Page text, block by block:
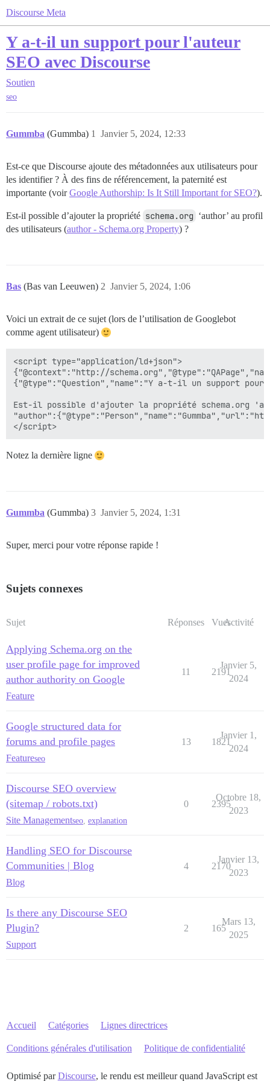
Discourse Meta
Y a-t-il un support pour l'auteur
SEO avec Discourse
Soutien
seo
Gummba (Gummba) Janvier 5, 2024, 12:33
1
Est-ce que Discourse ajoute des métadonnées aux utilisateurs pour
les identifier ? À des fins de référencement, la paternité est
importante (voirGoogle Authorship: Is It Still Important for SEO?).
Est-il possible d’ajouter la propriété schema.org ‘author’ au profil
des utilisateurs (author - Schema.org Property) ?
Bas (Bas van Leeuwen) Janvier 5, 2024, 1:06
2
Voici un extrait de ce sujet (lors de l’utilisation de Googlebot
comme agent utilisateur)
<script type="application/ld+json">
{"@context":"http://
{"@type":"Question","name":"Y a-t-il un support
Est-il possible d'ajouter la propriété schema.org
Notez la dernière ligne
Gummba (Gummba) Janvier 5, 2024, 1:31
3
Super, merci pour votre réponse rapide !
Sujets connexes
Sujet Réponses VuesActivité
Applying Schema.org on the
user profile page for improved
author authority on Google
Feature
11 2191
Janvier 5,
2024
Google structured data for
forums and profile pages
Featureseo
13 1821
Janvier 1,
2024
Discourse SEO overview
(sitemap / robots.txt)
Site Managementseo explanation
0 2395
Octobre 18,
2023
Handling SEO for Discourse
Communities | Blog
Blog
4 2170
Janvier 13,
2023
Is there any Discourse SEO
Plugin?
Support
2 165
Mars 13,
2025
Accueil Catégories Lignes directrices
Conditions générales d'utilisation Politique de confidentialité
Optimisé parDiscourse, le rendu est meilleur quand JavaScript est